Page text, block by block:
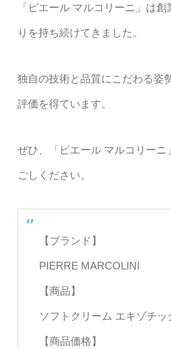
「ピエール マルコリーニ」は
りを持ち続けてきました。
独自の技術と品質にこだわる姿
評価を得ています。
ぜひ、「ピエール マルコリーニ
ごしください。
【ブランド】
PIERRE MARCOLINI
【商品】
ソフトクリーム エキゾチッ
【商品価格】